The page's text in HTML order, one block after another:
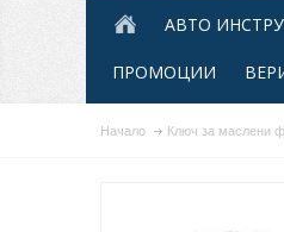
АВТО
ПРОМОЦИИ
Начало Ключ за маслени